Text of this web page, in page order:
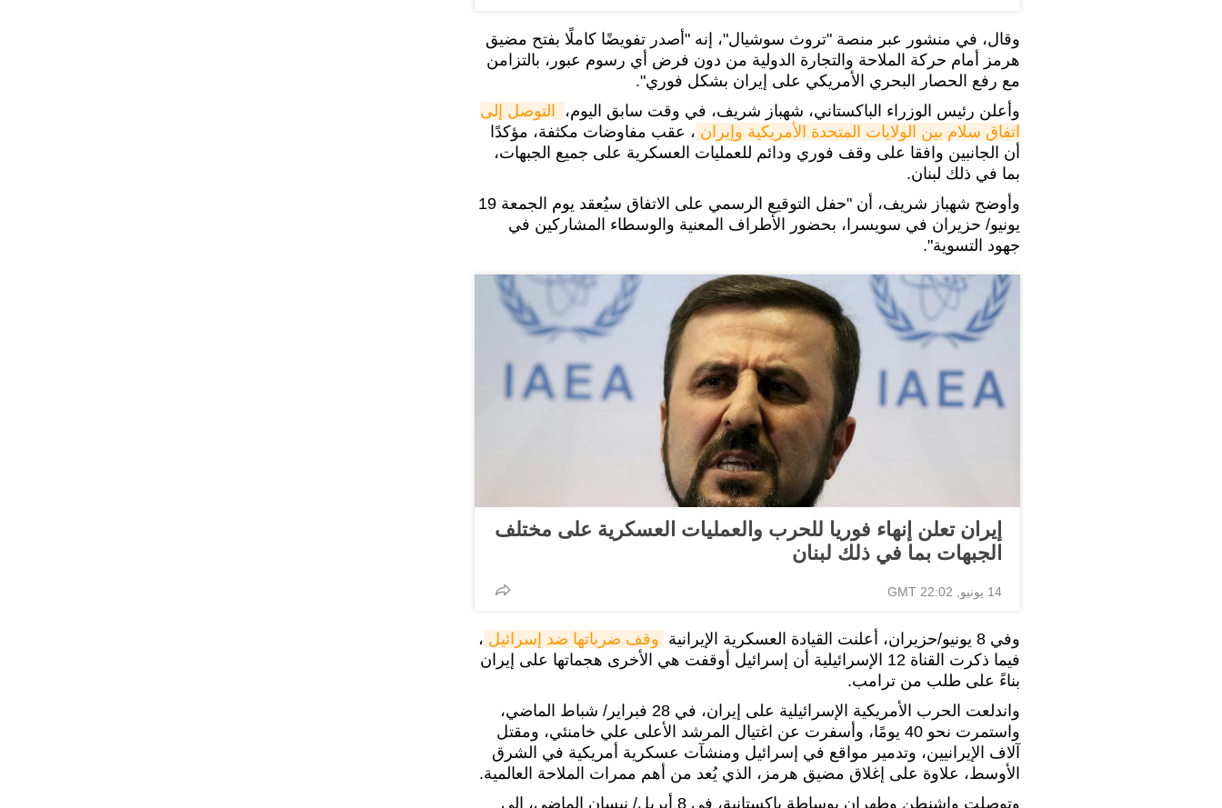
وقال، في منشور عبر منصة "تروث سوشيال"، إنه "أصدر تفويضًا كاملًا بفتح مضيق
هرمز أمام حركة الملاحة والتجارة الدولية من دون فرض أي رسوم عبور، بالتزامن
مع رفع الحصار البحري الأمريكي على إيران بشكل فوري".
وأعلن رئيس الوزراء الباكستاني، شهباز شريف، في وقت سابق اليوم،
اتفاق سلام بين الولايات المتحدة الأمريكية وإيران ، عقب مفاوضات مكثفة، مؤكدًا
أن الجانبين وافقا على وقف فوري ودائم للعمليات العسكرية على جميع الجبهات،
بما في ذلك لبنان.
وأوضح شهباز شريف، أن "حفل التوقيع الرسمي على الاتفاق سيُعقد يوم الجمعة 19
يونيو/ حزيران في سويسرا، بحضور الأطراف المعنية والوسطاء المشاركين في
جهود التسوية".
إيران تعلن إنهاء فوريا للحرب والعمليات العسكرية على مختلف
الجبهات بما في ذلك لبنان
14 يونيو, 22:02 GMT
وفي 8 يونيو/حزيران، أعلنت القيادة العسكرية الإيرانية وقف ضرباتها ضد إسرائيل ،
فيما ذكرت القناة 12 الإسرائيلية أن إسرائيل أوقفت هي الأخرى هجماتها على إيران
بناءً على طلب من ترامب.
واندلعت الحرب الأمريكية الإسرائيلية على إيران، في 28 فبراير/ شباط الماضي،
واستمرت نحو 40 يومًا، وأسفرت عن اغتيال المرشد الأعلى علي خامنئي، ومقتل
آلاف الإيرانيين، وتدمير مواقع في إسرائيل ومنشآت عسكرية أمريكية في الشرق
الأوسط، علاوة على إغلاق مضيق هرمز، الذي يُعد من أهم ممرات الملاحة العالمية.
وتوصلت واشنطن وطهران بوساطة باكستانية، في 8 أبريل/ نيسان الماضي، إلى